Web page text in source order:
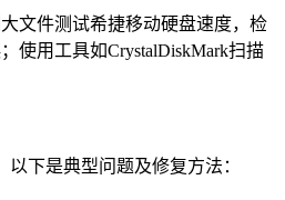
文件测试希捷移动硬盘速度，检
使用工具如CrystalDiskMark扫描
下是典型问题及修复方法：